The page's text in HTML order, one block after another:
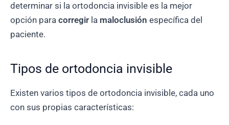
determinar si la ortodoncia invisible es la mejor
opción para corregir la maloclusión específica del
paciente.
Tipos de ortodoncia invisible
Existen varios tipos de ortodoncia invisible, cada uno
con sus propias características: